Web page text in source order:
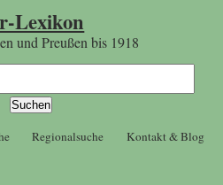
Lexikon
und Preußen bis 1918
Regionalsuche Kontakt & Blog